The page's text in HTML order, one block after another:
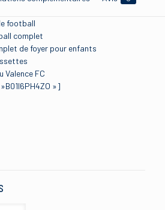
football
complet
de foyer pour enfants
Valence FC
»]
KIT CHEMISE